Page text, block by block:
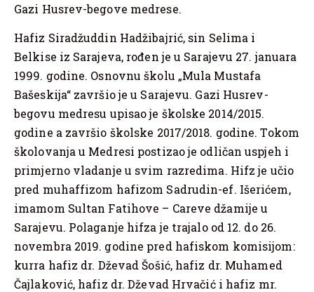
Gazi Husrev-begove medrese.
Hafiz Siradžuddin Hadžibajrić, sin Selima i
Belkise iz Sarajeva, rođen je u Sarajevu 27. januara
1999. godine. Osnovnu školu „Mula Mustafa
Bašeskija“ završio je u Sarajevu. Gazi Husrev-
begovu medresu upisao je školske 2014/2015.
godine a završio školske 2017/2018. godine. Tokom
školovanja u Medresi postizao je odličan uspjeh i
primjerno vladanje u svim razredima. Hifz je učio
pred muhaffizom hafizom Sadrudin-ef. Išerićem,
imamom Sultan Fatihove – Careve džamije u
Sarajevu. Polaganje hifza je trajalo od 12. do 26.
novembra 2019. godine pred hafiskom komisijom:
kurra hafiz dr. Dževad Šošić, hafiz dr. Muhamed
Čajlaković, hafiz dr. Dževad Hrvačić i hafiz mr.